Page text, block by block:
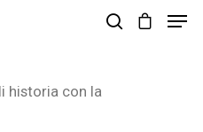
historia con la